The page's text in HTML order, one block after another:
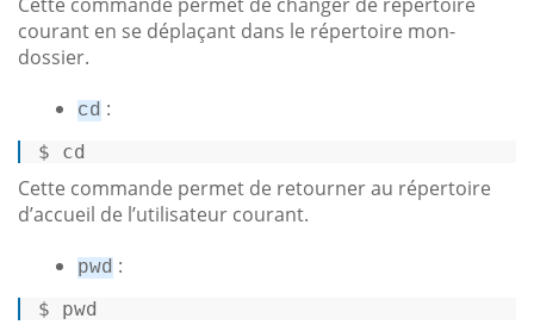
courant en se déplaçant dans le répertoire mon-
dossier.
cd :
$ cd
Cette commande permet de retourner au répertoire
d’accueil de l’utilisateur courant.
pwd :
$ pwd